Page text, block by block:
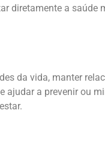
diretamente a saúde
da vida, manter
ajudar a prevenir ou